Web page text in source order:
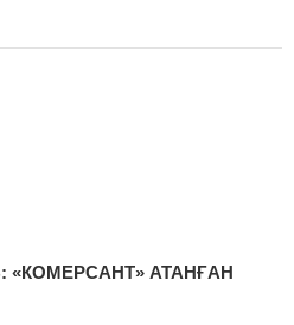
«КОМЕРСАНТ» АТАНҒАН